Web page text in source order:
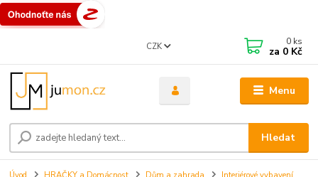
Menu
CZK
Hledat
0 ks
za 0 Kč